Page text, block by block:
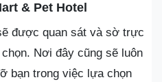
& Pet Hotel
được quan sát và sờ trực
Nơi đây cũng sẽ luôn
bạn trong việc lựa chọn